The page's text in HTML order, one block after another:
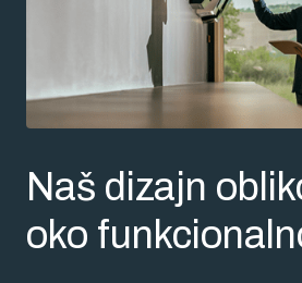
Naš dizajn
oko